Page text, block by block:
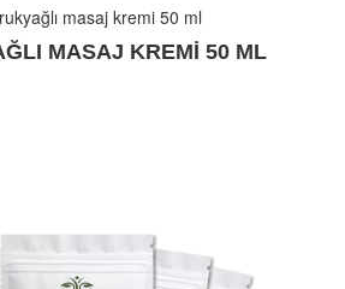
MASAJ KREMI 50 ML